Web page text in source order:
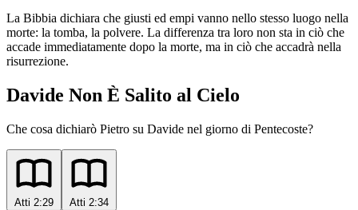
La Bibbia dichiara che giusti ed empi vanno nello stesso luogo nella
morte: la tomba, la polvere. La differenza tra loro non sta in ciò che
accade immediatamente dopo la morte, ma in ciò che accadrà nella
risurrezione.
Davide Non È Salito al Cielo
Che cosa dichiarò Pietro su Davide nel giorno di Pentecoste?
Atti 2:29 Atti 2:34